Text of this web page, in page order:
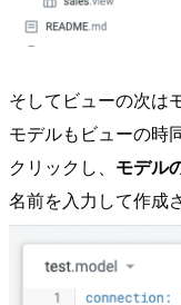
そしてビューの次は
モデルもビューの時
クリックし、 モデル
名前を入力して作成